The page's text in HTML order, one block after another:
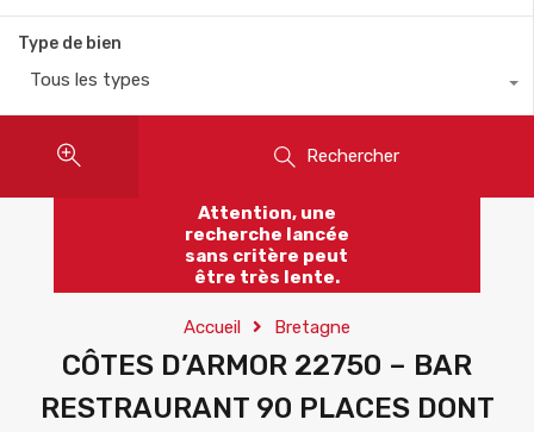
Type de bien
Tous les types
Rechercher
Attention, une
recherche lancée
sans critère peut
être très lente.
Accueil Bretagne
CÔTES D’ARMOR 22750 – BAR
RESTRAURANT 90 PLACES DONT